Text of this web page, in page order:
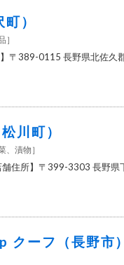
）
］
〒389-0115 長野県北佐久
川町）
、漬物 ］
舗住所】〒399-3303 長野
クーフ（長野市）